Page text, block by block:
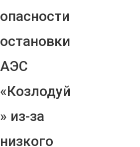
опасности
остановки
АЭС
«Козлодуй
» из-за
низкого